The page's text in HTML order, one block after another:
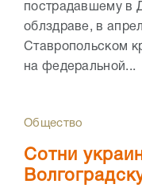
пострадавшему в
облздраве, в
Ставропольском
на федеральной...
Общество
Сотни